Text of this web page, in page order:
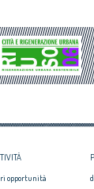
italiano e
ricorre alla
dell’Uomo
opportunità